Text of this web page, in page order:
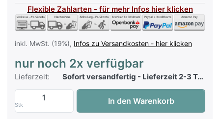
Flexible Zahlarten - für mehr Infos hier klicken
inkl. MwSt. (19%), Infos zu Versandkosten - hier klicken
nur noch 2x verfügbar
Lieferzeit: Sofort versandfertig - Lieferzeit 2-3 Tage
Stk
Yamaha LP-255 Pedalleiste für P-255 -
In den Warenkorb